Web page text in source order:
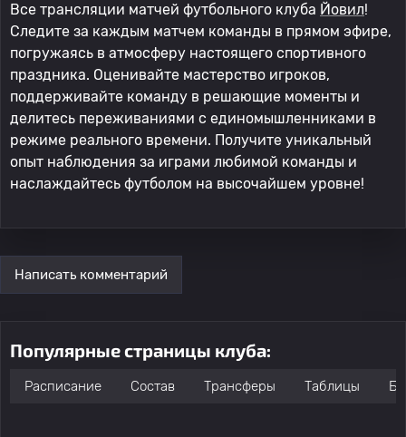
Все трансляции матчей футбольного клуба Йовил!
Следите за каждым матчем команды в прямом эфире,
погружаясь в атмосферу настоящего спортивного
праздника. Оценивайте мастерство игроков,
поддерживайте команду в решающие моменты и
делитесь переживаниями с единомышленниками в
режиме реального времени. Получите уникальный
опыт наблюдения за играми любимой команды и
наслаждайтесь футболом на высочайшем уровне!
Написать комментарий
Популярные страницы клуба:
Расписание Состав Трансферы Таблицы